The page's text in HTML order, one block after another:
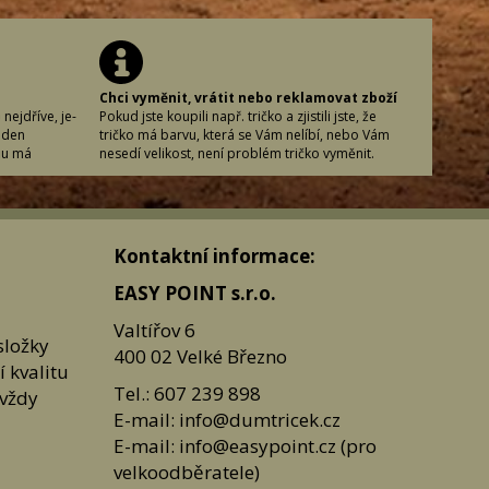
nejdříve, je-
má
den
den
zboží v
či
nás
239 898
zaslat.
Chci vyměnit, vrátit nebo reklamovat zboží
Pokud jste koupili např. tričko a zjistili jste, že
tričko má barvu, která se Vám nelíbí, nebo Vám
nesedí velikost, není problém tričko vyměnit.
U každého produktu máte návod, co považujeme
za nepoužitelný produkt.
vytvořený nakupujícím, jiné jasně zřetelné vady,
které zavinil nakupující buď neopatrností nebo
náhodně.)
Zpravidla vše měníme bez potíží, protože jsme
nikdy nic nemuseli řešit či dokazovat a vše
probíhalo v pořádku pro obě strany. :-)
Easy Point s.r.o.
Valtířov 6
400 02 Velké Březno
Jak postupovat
kvalitu
Kontaktní informace:
EASY POINT s.r.o.
Valtířov 6
400 02 Velké Březno
Tel.: 607 239 898
E-mail: info@dumtricek.cz
E-mail: info@easypoint.cz (pro
velkoodběratele)